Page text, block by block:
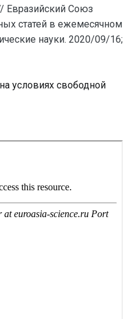
Союз
статей в ежемесячном
науки. 2020/09/16;
условиях свободной